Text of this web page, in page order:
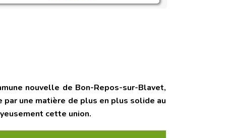
nouvelle de Bon-Repos-sur-Blavet,
par une matière de plus en plus solide au
cette union.